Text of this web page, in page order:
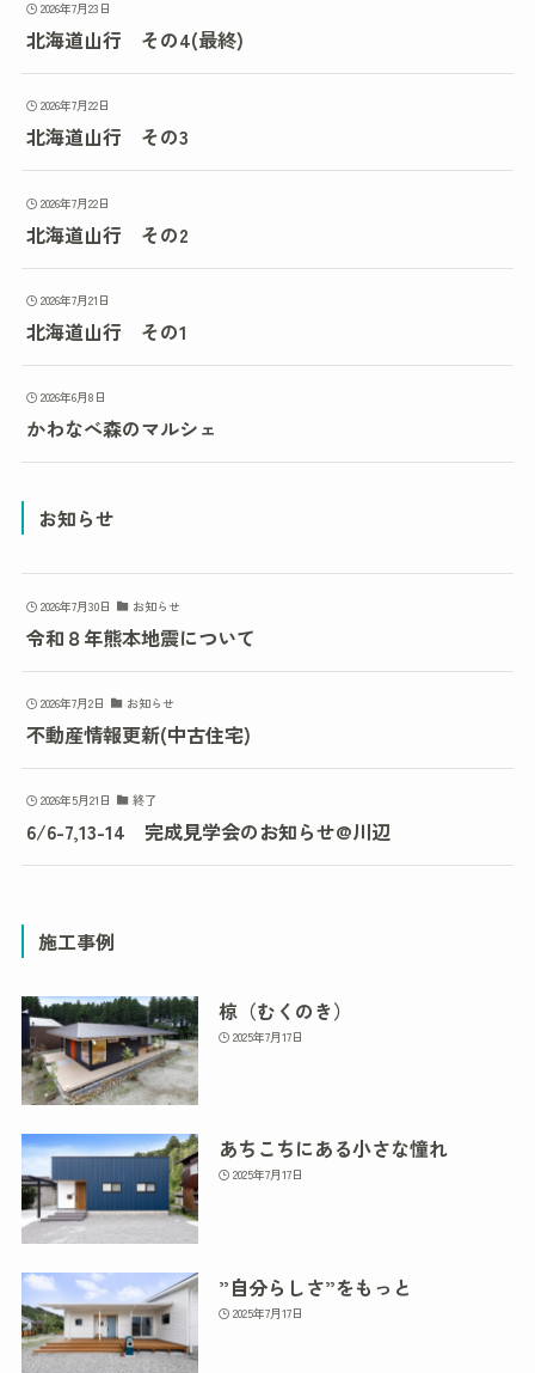
2026年7月23日
北海道山行 その4(最終)
2026年7月22日
北海道山行 その3
2026年7月22日
北海道山行 その2
2026年7月21日
北海道山行 その1
2026年6月8日
かわなべ森のマルシェ
お知らせ
2026年7月30日 お知らせ
令和８年熊本地震について
2026年7月2日 お知らせ
不動産情報更新(中古住宅)
2026年5月21日 終了
6/6-7,13-14 完成見学会のお知らせ@川辺
施工事例
椋（むくのき）
2025年7月17日
あちこちにある小さな憧れ
2025年7月17日
”自分らしさ”をもっと
2025年7月17日